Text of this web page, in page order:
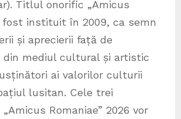
Titlul onorific „Amicus
fost instituit în 2009, ca semn
și aprecierii față de
din mediul cultural și artistic
ai valorilor culturii
lusitan. Cele trei
Romaniae” 2026 vor